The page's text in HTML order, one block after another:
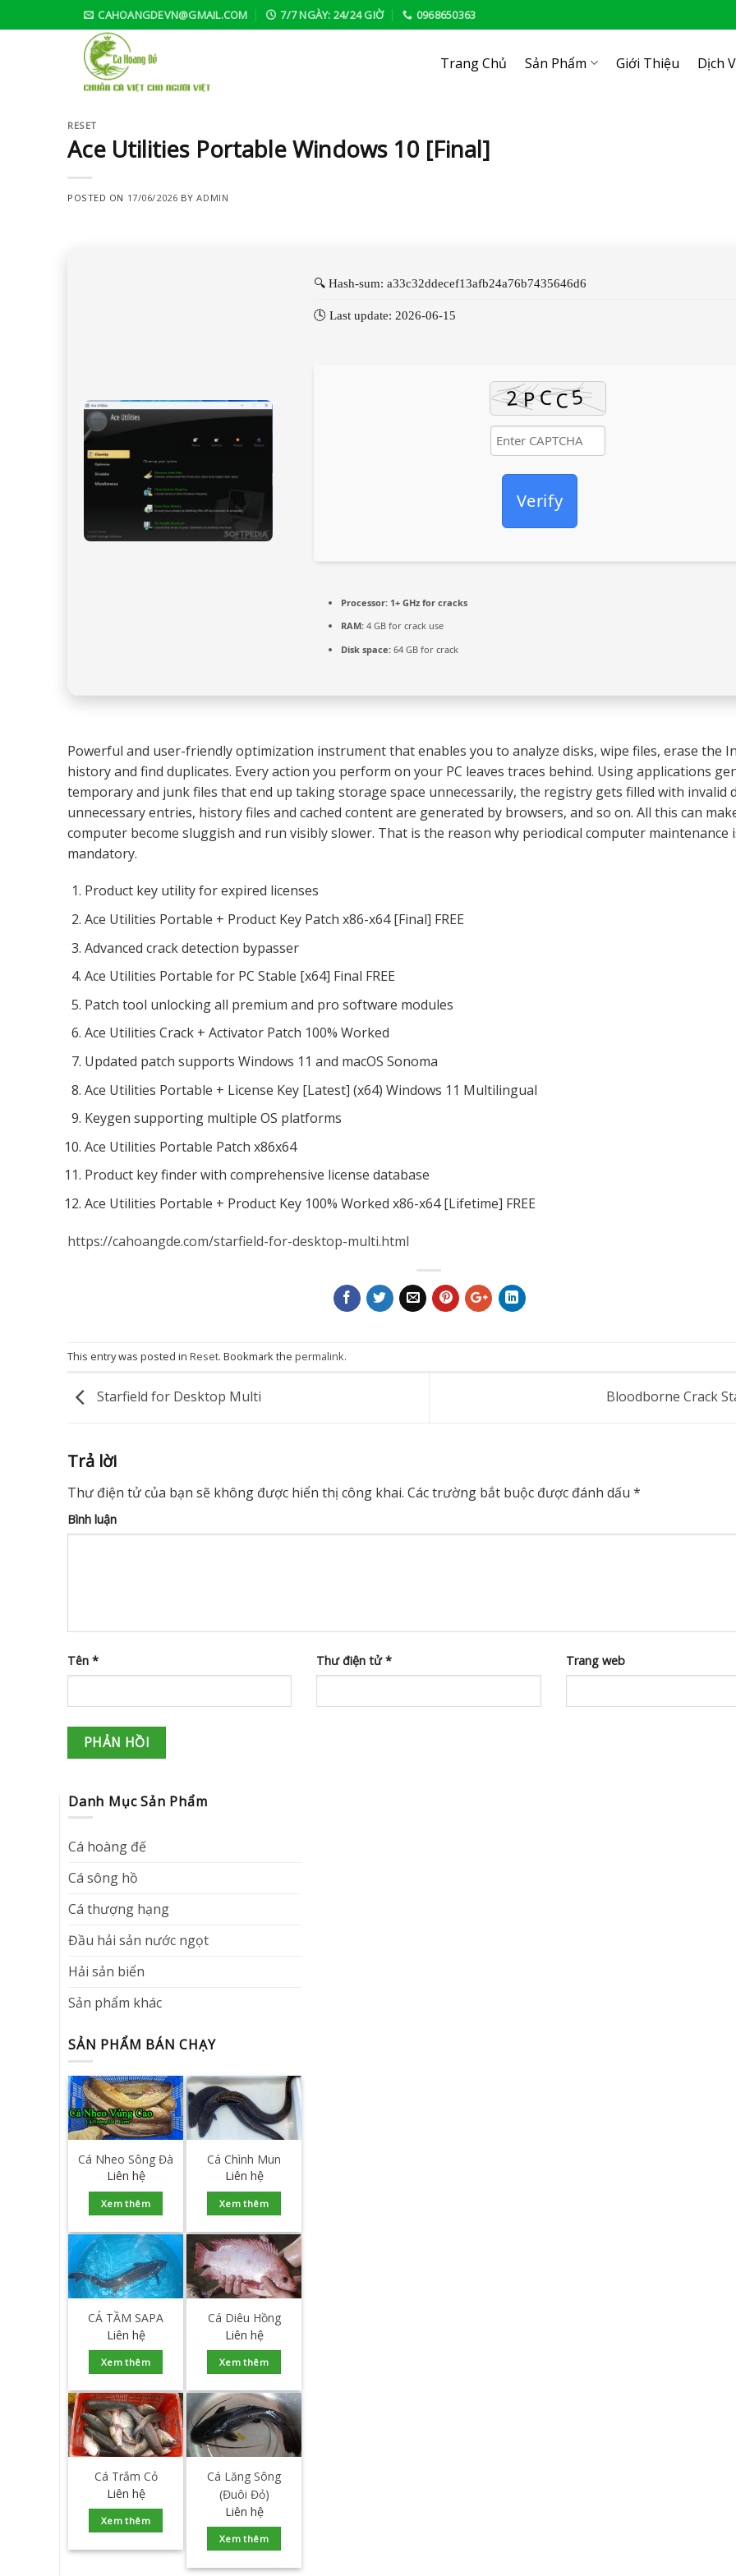
to
CAHOANGDEVN@GMAIL.COM 7/7 NGÀY: 24/24 GIỜ 0968650363
Trang Chủ Sản Phẩm Giới Thiệu Dịch
RESET
Ace Utilities Portable Windows 10 [Final]
POSTED ON 17/06/2026 BYADMIN
🔍 Hash-sum: a33c32ddecef13afb24a76b7435646d6
🕓 Last update: 2026-06-15
Verify
Processor: 1+ GHz for cracks
RAM: 4 GB for crack use
Disk space: 64 GB for crack
Powerful and user-friendly optimization instrument that enables you to analyze disks, wipe files, erase the
history and find duplicates. Every action you perform on your PC leaves traces behind. Using applications
temporary and junk files that end up taking storage space unnecessarily, the registry gets filled with invalid
unnecessary entries, history files and cached content are generated by browsers, and so on. All this can
computer become sluggish and run visibly slower. That is the reason why periodical computer maintenance
mandatory.
Product key utility for expired licenses
Ace Utilities Portable + Product Key Patch x86-x64 [Final] FREE
Advanced crack detection bypasser
Ace Utilities Portable for PC Stable [x64] Final FREE
Patch tool unlocking all premium and pro software modules
Ace Utilities Crack + Activator Patch 100% Worked
Updated patch supports Windows 11 and macOS Sonoma
Ace Utilities Portable + License Key [Latest] (x64) Windows 11 Multilingual
Keygen supporting multiple OS platforms
Ace Utilities Portable Patch x86x64
Product key finder with comprehensive license database
Ace Utilities Portable + Product Key 100% Worked x86-x64 [Lifetime] FREE
https://cahoangde.com/starfield-for-desktop-multi.html
This entry was posted in Reset. Bookmark the permalink.
Starfield for Desktop Multi Bloodborne Crack
Trả lời
Thư điện tử của bạn sẽ không được hiển thị công khai. Các trường bắt buộc được đánh dấu *
Bình luận
Tên * Thư điện tử* Trang web
Danh Mục Sản Phẩm
Cá hoàng đế
Cá sông hồ
Cá thượng hạng
Đầu hải sản nước ngọt
Hải sản biển
Sản phẩm khác
SẢN PHẨM BÁN CHẠY
Cá Nheo Sông Đà
Liên hệ
Xem thêm
Cá Chình Mun
Liên hệ
Xem thêm
CÁ TẦM SAPA
Liên hệ
Xem thêm
Cá Diêu Hồng
Liên hệ
Xem thêm
Cá Trắm Cỏ
Liên hệ
Xem thêm
Cá Lăng Sông
(Đuôi Đỏ)
Liên hệ
Xem thêm